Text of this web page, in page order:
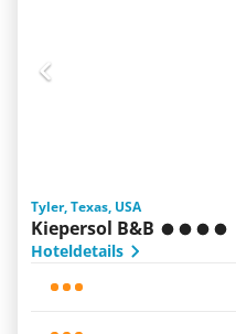
Tyler, Texas, USA
Kiepersol B&B
Hoteldetails